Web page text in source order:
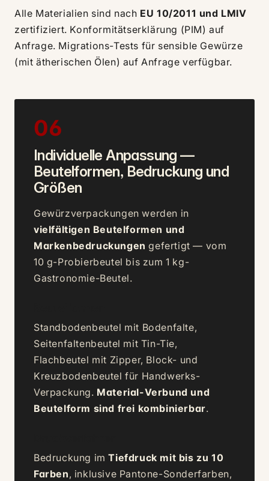
Alle Materialien sind nach EU 10/2011 und LMIV
zertifiziert. Konformitätserklärung (PIM) auf
Anfrage. Migrations-Tests für sensible Gewürze
(mit ätherischen Ölen) auf Anfrage verfügbar.
06
Individuelle Anpassung —
Beutelformen, Bedruckung und
Größen
Gewürzverpackungen werden in
vielfältigen Beutelformen und
Markenbedruckungen gefertigt — vom
10 g-Probierbeutel bis zum 1 kg-
Gastronomie-Beutel.
Standbodenbeutel mit Bodenfalte,
Seitenfaltenbeutel mit Tin-Tie,
Flachbeutel mit Zipper, Block- und
Kreuzbodenbeutel für Handwerks-
Verpackung. Material-Verbund und
Beutelform sind frei kombinierbar.
Bedruckung imTiefdruck mit bis zu 10
Farben, inklusive Pantone-Sonderfarben,